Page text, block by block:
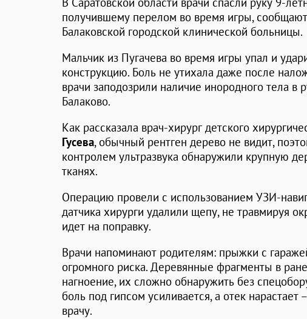
получившему перелом во время игры,
Балаковской городской клинической больницы.
Мальчик из Пугачева во время игры упал и
конструкцию. Боль не утихала даже после
врачи заподозрили наличие инородного тела в
Балаково.
Как рассказала врач-хирург детского
Гусева, обычный рентген дерево не видит,
контролем ультразвука обнаружили крупную
тканях.
Операцию провели с использованием УЗИ-
датчика хирурги удалили щепу, не травмируя
идет на поправку.
Врачи напоминают родителям: прыжки с
огромного риска. Деревянные фрагменты в
нагноение, их сложно обнаружить без
боль под гипсом усиливается, а отек
врачу.